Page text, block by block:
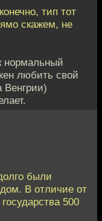
тип тот
скажем, не
нормальный
любить свой
Венгрии)
были
В отличие от
500